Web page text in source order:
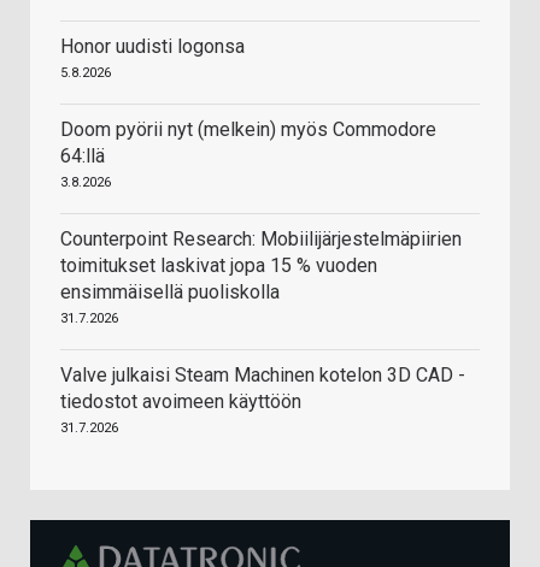
Honor uudisti logonsa
5.8.2026
Doom pyörii nyt (melkein) myös Commodore
64:llä
3.8.2026
Counterpoint Research: Mobiilijärjestelmäpiirien
toimitukset laskivat jopa 15 % vuoden
ensimmäisellä puoliskolla
31.7.2026
Valve julkaisi Steam Machinen kotelon 3D CAD -
tiedostot avoimeen käyttöön
31.7.2026